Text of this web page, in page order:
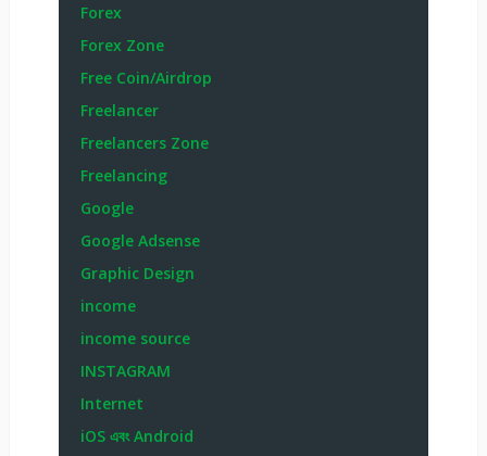
Forex
Forex Zone
Free Coin/Airdrop
Freelancer
Freelancers Zone
Freelancing
Google
Google Adsense
Graphic Design
income
income source
INSTAGRAM
Internet
iOS এবং Android